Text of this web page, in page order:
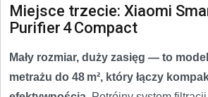
Miejsce trzecie: Xiaomi
Purifier 4 Compact
Mały rozmiar, duży zasięg — to
metrażu do 48 m², który łączy